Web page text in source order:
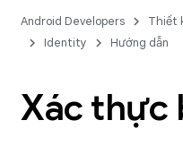
Android Developers Thiết
Identity
Hướng dẫn
Xác thực